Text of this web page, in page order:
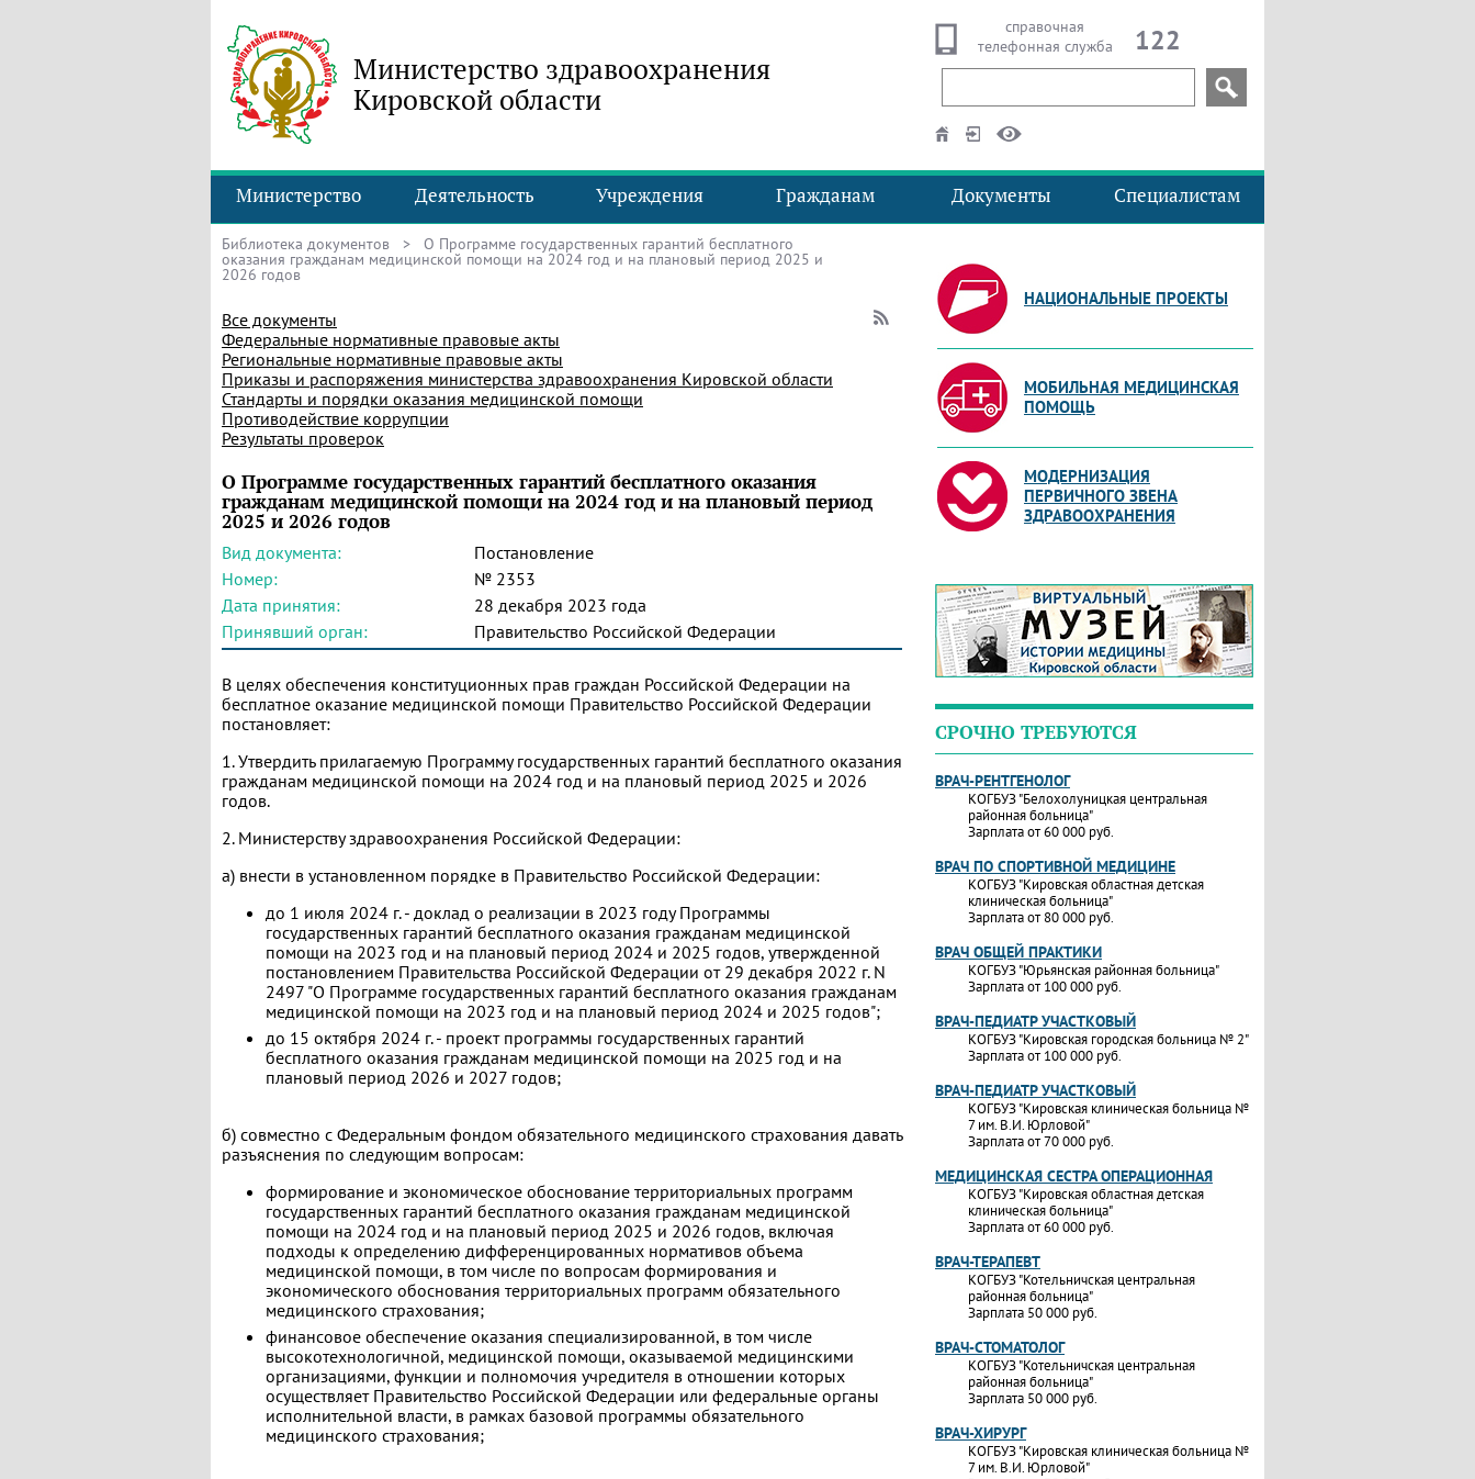
Министерство здравоохранения
Кировской области
справочная
телефонная служба
122
Министерство Деятельность Учреждения Гражданам Документы Специалистам
Библиотека документов > О Программе государственных гарантий бесплатного
оказания гражданам медицинской помощи на 2024 год и на плановый период 2025 и
2026 годов
Все документы
Федеральные нормативные правовые акты
Региональные нормативные правовые акты
Приказы и распоряжения министерства здравоохранения Кировской области
Стандарты и порядки оказания медицинской помощи
Противодействие коррупции
Результаты проверок
О Программе государственных гарантий бесплатного оказания
гражданам медицинской помощи на 2024 год и на плановый период
2025 и 2026 годов
Вид документа:
Постановление
Номер:
№ 2353
Дата принятия:
28 декабря 2023 года
Принявший орган:
Правительство Российской Федерации
В целях обеспечения конституционных прав граждан Российской Федерации на
бесплатное оказание медицинской помощи Правительство Российской Федерации
постановляет:
1. Утвердить прилагаемую Программу государственных гарантий бесплатного оказания
гражданам медицинской помощи на 2024 год и на плановый период 2025 и 2026
годов.
2. Министерству здравоохранения Российской Федерации:
а) внести в установленном порядке в Правительство Российской Федерации:
до 1 июля 2024 г. - доклад о реализации в 2023 году Программы
государственных гарантий бесплатного оказания гражданам медицинской
помощи на 2023 год и на плановый период 2024 и 2025 годов, утвержденной
постановлением Правительства Российской Федерации от 29 декабря 2022 г. N
2497 "О Программе государственных гарантий бесплатного оказания гражданам
медицинской помощи на 2023 год и на плановый период 2024 и 2025 годов";
до 15 октября 2024 г. - проект программы государственных гарантий
бесплатного оказания гражданам медицинской помощи на 2025 год и на
плановый период 2026 и 2027 годов;
б) совместно с Федеральным фондом обязательного медицинского страхования давать
разъяснения по следующим вопросам:
формирование и экономическое обоснование территориальных программ
государственных гарантий бесплатного оказания гражданам медицинской
помощи на 2024 год и на плановый период 2025 и 2026 годов, включая
подходы к определению дифференцированных нормативов объема
медицинской помощи, в том числе по вопросам формирования и
экономического обоснования территориальных программ обязательного
медицинского страхования;
финансовое обеспечение оказания специализированной, в том числе
высокотехнологичной, медицинской помощи, оказываемой медицинскими
организациями, функции и полномочия учредителя в отношении которых
осуществляет Правительство Российской Федерации или федеральные органы
исполнительной власти, в рамках базовой программы обязательного
медицинского страхования;
НАЦИОНАЛЬНЫЕ ПРОЕКТЫ
МОБИЛЬНАЯ МЕДИЦИНСКАЯ
ПОМОЩЬ
МОДЕРНИЗАЦИЯ
ПЕРВИЧНОГО ЗВЕНА
ЗДРАВООХРАНЕНИЯ
СРОЧНО ТРЕБУЮТСЯ
ВРАЧ-РЕНТГЕНОЛОГ
КОГБУЗ "Белохолуницкая центральная
районная больница"
Зарплата от 60 000 руб.
ВРАЧ ПО СПОРТИВНОЙ МЕДИЦИНЕ
КОГБУЗ "Кировская областная детская
клиническая больница"
Зарплата от 80 000 руб.
ВРАЧ ОБЩЕЙ ПРАКТИКИ
КОГБУЗ "Юрьянская районная больница"
Зарплата от 100 000 руб.
ВРАЧ-ПЕДИАТР УЧАСТКОВЫЙ
КОГБУЗ "Кировская городская больница № 2"
Зарплата от 100 000 руб.
ВРАЧ-ПЕДИАТР УЧАСТКОВЫЙ
КОГБУЗ "Кировская клиническая больница №
7 им. В.И. Юрловой"
Зарплата от 70 000 руб.
МЕДИЦИНСКАЯ СЕСТРА ОПЕРАЦИОННАЯ
КОГБУЗ "Кировская областная детская
клиническая больница"
Зарплата от 60 000 руб.
ВРАЧ-ТЕРАПЕВТ
КОГБУЗ "Котельничская центральная
районная больница"
Зарплата 50 000 руб.
ВРАЧ-СТОМАТОЛОГ
КОГБУЗ "Котельничская центральная
районная больница"
Зарплата 50 000 руб.
ВРАЧ-ХИРУРГ
КОГБУЗ "Кировская клиническая больница №
7 им. В.И. Юрловой"